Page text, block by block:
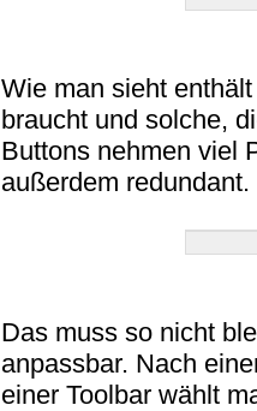
Wie man sieht
braucht und solche,
Buttons nehmen viel
außerdem redundant.
Das muss so nicht
anpassbar. Nach
einer Toolbar wählt